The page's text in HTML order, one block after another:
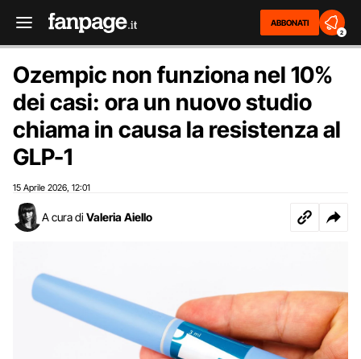
ABBONATI
2
Ozempic non funziona nel 10%
dei casi: ora un nuovo studio
chiama in causa la resistenza al
GLP-1
15 Aprile 2026 12:01
A cura di Valeria Aiello